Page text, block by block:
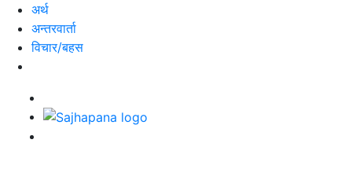
अर्थ
अन्तरवार्ता
विचार/बहस